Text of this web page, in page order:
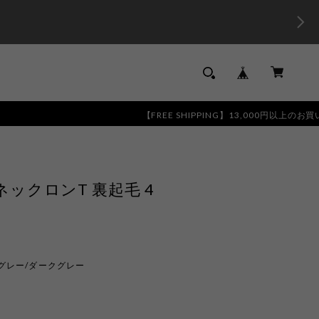
【FREE SHIPPING】13,000円以上のお買い物で全国一
ックロンT 裏起毛 4
レー/ダークグレー